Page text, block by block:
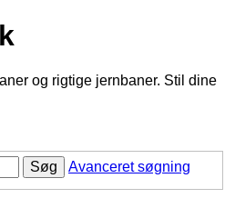
og rigtige jernbaner. Stil dine
Søg Avanceret søgning